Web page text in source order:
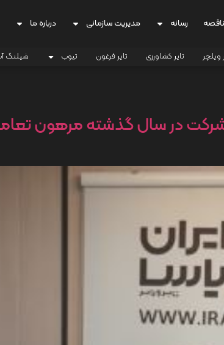
رسانه مدیریت سازمانی درباره ما
ویلچر تایر کشاورزی تایر فرغون تیوب شیلنگ
شرکت در سال گذشته مرهون